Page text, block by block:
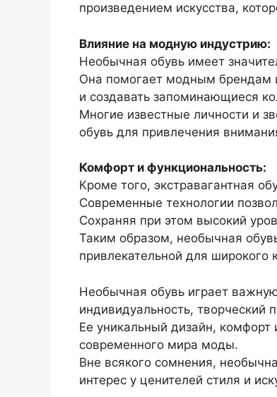
произведением искусства,
Влияние на модную индустрию:
Необычная обувь имеет
Она помогает модным брендам
и создавать запоминающиеся
Многие известные личности и
обувь для привлечения
Комфорт и функциональность:
Кроме того, экстравагантная
Современные технологии
Сохраняя при этом высокий
Таким образом, необычная
привлекательной для широкого
Необычная обувь играет
индивидуальность,
Ее уникальный дизайн,
современного мира моды.
Вне всякого сомнения,
интерес у ценителей стиля и